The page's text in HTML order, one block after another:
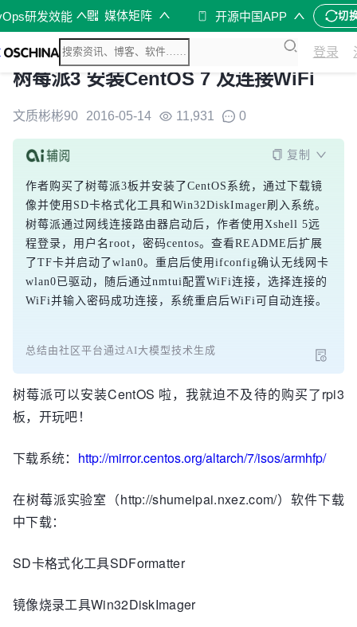
研发效能 媒体矩阵 开源中国APP 切
登录
树莓派3 安装CentOS 7 及连接WiFi
文质彬彬90 2016-05-14 11,931 0
复制
作者购买了树莓派3板并安装了CentOS系统，通过下载镜
像并使用SD卡格式化工具和Win32DiskImager刷入系统。
树莓派通过网线连接路由器启动后，作者使用Xshell 5远
程登录，用户名root，密码centos。查看README后扩展
了TF卡并启动了wlan0。重启后使用ifconfig确认无线网卡
wlan0已驱动，随后通过nmtui配置WiFi连接，选择连接的
WiFi并输入密码成功连接，系统重启后WiFi可自动连接。
总结由社区平台通过AI大模型技术生成
树莓派可以安装CentOS 啦，我就迫不及待的购买了rpi3
板，开玩吧！
下载系统： http://mirror.centos.org/altarch/7/isos/armhfp/
在树莓派实验室（http://shumeipai.nxez.com/）软件下载
中下载：
SD卡格式化工具SDFormatter
镜像烧录工具Win32DiskImager